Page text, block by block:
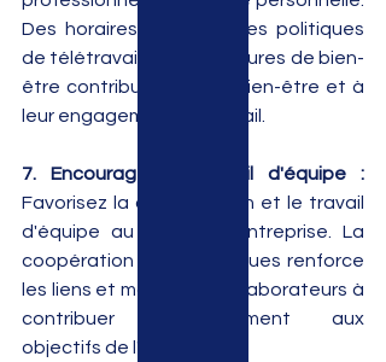
Des horaires flexibles, des politiques
de télétravail ou des mesures de bien-
être contribuent à leur bien-être et à
leur engagement au travail.
7. Encourager le travail d'équipe :
Favorisez la collaboration et le travail
d'équipe au sein de l'entreprise. La
coopération entre collègues renforce
les liens et motive les collaborateurs à
contribuer collectivement aux
objectifs de l'entreprise.